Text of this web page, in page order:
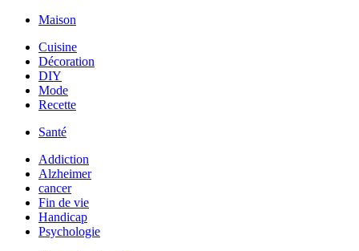
Maison
Cuisine
Décoration
DIY
Mode
Recette
Santé
Addiction
Alzheimer
cancer
Fin de vie
Handicap
Psychologie